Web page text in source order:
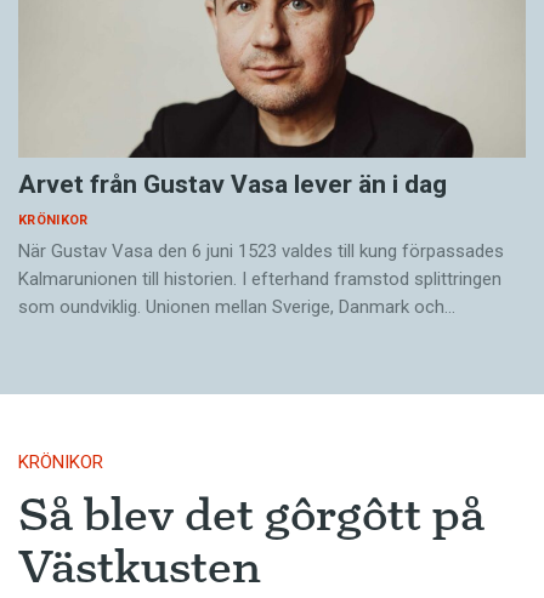
Arvet från Gustav Vasa lever än i dag
KRÖNIKOR
När Gustav Vasa den 6 juni 1523 ­valdes till kung förpassades
Kalmar­unionen till historien. I efterhand framstod splittringen
som ound­viklig. ­Unionen ­mellan Sverige, Danmark och…
KRÖNIKOR
Så blev det gôrgôtt på
Västkusten